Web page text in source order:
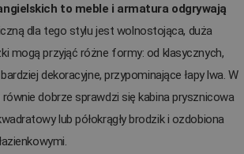
to meble i armatura odgrywają
dla tego stylu jest wolnostojąca, duża
mogą przyjąć różne formy: od klasycznych,
dekoracyjne, przypominające łapy lwa. W
dobrze sprawdzi się kabina prysznicowa
lub półokrągły brodzik i ozdobiona